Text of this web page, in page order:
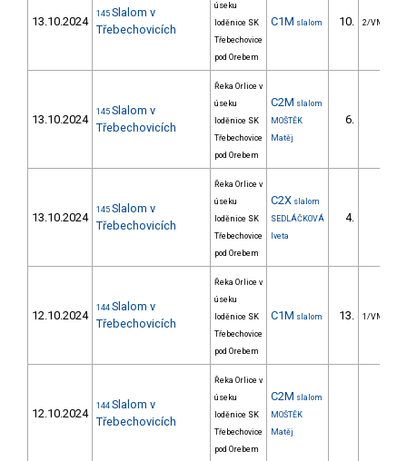
13.10.2024
145 Slalom v
Třebechovicích
úseku
loděnice SK
Třebechovice
pod Orebem
C1M slalom 10. 2/VM
13.10.2024
145 Slalom v
Třebechovicích
Řeka Orlice v
úseku
loděnice SK
Třebechovice
pod Orebem
C2M slalom
MOŠTĚK
Matěj
6.
13.10.2024
145 Slalom v
Třebechovicích
Řeka Orlice v
úseku
loděnice SK
Třebechovice
pod Orebem
C2X slalom
SEDLÁČKOVÁ
Iveta
4.
12.10.2024
144 Slalom v
Třebechovicích
Řeka Orlice v
úseku
loděnice SK
Třebechovice
pod Orebem
C1M slalom 13. 1/VM
12.10.2024
144 Slalom v
Třebechovicích
Řeka Orlice v
úseku
loděnice SK
Třebechovice
pod Orebem
C2M slalom
MOŠTĚK
Matěj